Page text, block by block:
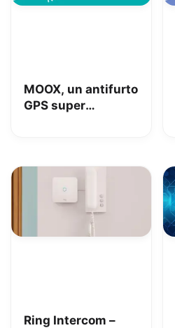
MOOX, un antifurto
GPS super
solo: la nostra
Ring Intercom –